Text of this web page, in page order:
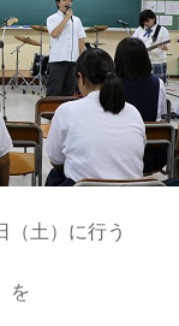
（土）に行う
を